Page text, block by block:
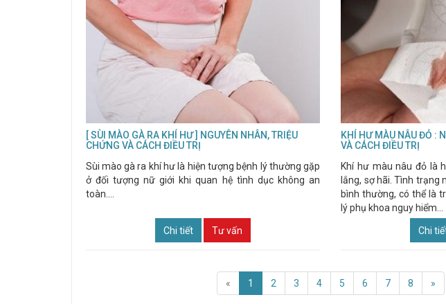
[ SÙI MÀO GÀ RA KHÍ HƯ ] NGUYÊN NHÂN, TRIỆU
CHỨNG VÀ CÁCH ĐIỀU TRỊ
Sùi mào gà ra khí hư là hiện tượng bệnh lý thường gặp
ở đối tượng nữ giới khi quan hệ tình dục không an
toàn....
Chi tiết Tư vấn
KHÍ HƯ MÀU NÂU ĐỎ :
VÀ CÁCH ĐIỀU TRỊ
Khí hư màu nâu đỏ là
lắng, sợ hãi. Tình trạng
bình thường, có thể là
lý phụ khoa nguy hiểm...
Chi
« 1 2 3 4 5 6 7 8 »